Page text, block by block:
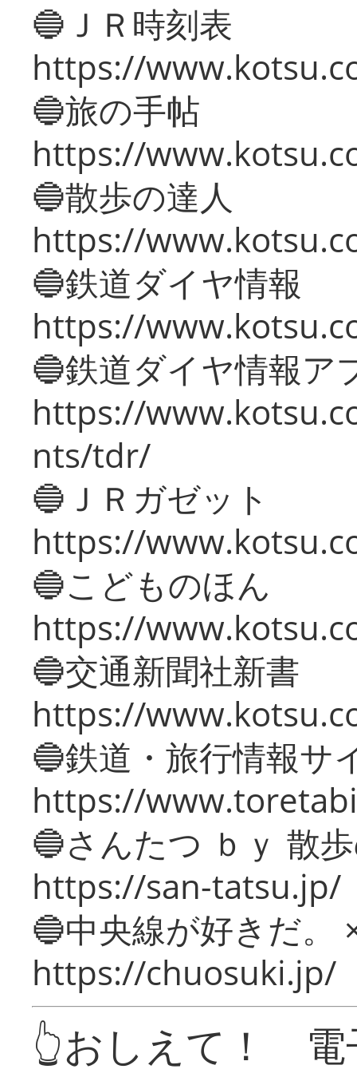
🔵ＪＲ時刻表
https://
🔵旅の手帖
https://
🔵散歩の達人
https://
🔵鉄道ダイヤ情報
https://
🔵鉄道ダイヤ情報ア
https://
nts/tdr/
🔵ＪＲガゼット
https://
🔵こどものほん
https://
🔵交通新聞社新書
https://
🔵鉄道・旅行情報サ
https://
🔵さんたつ ｂｙ 散
https://san-tatsu.jp/
🔵中央線が好きだ。
https://chuosuki.jp/
👆おしえて！ 電